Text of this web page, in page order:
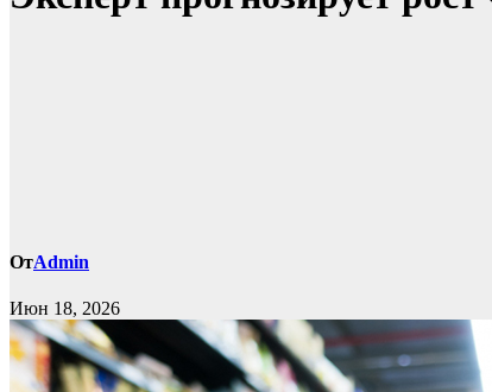
ОтAdmin
Июн 18, 2026